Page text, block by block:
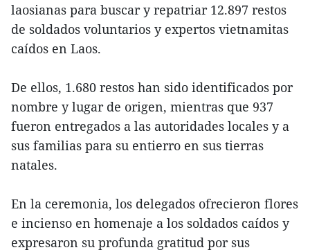
laosianas para buscar y repatriar 12.897 restos
de soldados voluntarios y expertos vietnamitas
caídos en Laos.
De ellos, 1.680 restos han sido identificados por
nombre y lugar de origen, mientras que 937
fueron entregados a las autoridades locales y a
sus familias para su entierro en sus tierras
natales.
En la ceremonia, los delegados ofrecieron flores
e incienso en homenaje a los soldados caídos y
expresaron su profunda gratitud por sus